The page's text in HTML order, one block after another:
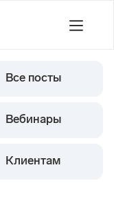
Все посты
Вебинары
Клиентам